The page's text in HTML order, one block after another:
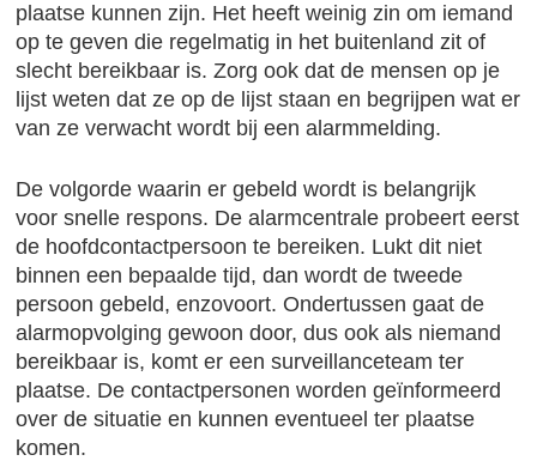
plaatse kunnen zijn. Het heeft weinig zin om iemand
op te geven die regelmatig in het buitenland zit of
slecht bereikbaar is. Zorg ook dat de mensen op je
lijst weten dat ze op de lijst staan en begrijpen wat er
van ze verwacht wordt bij een alarmmelding.
De volgorde waarin er gebeld wordt is belangrijk
voor snelle respons. De alarmcentrale probeert eerst
de hoofdcontactpersoon te bereiken. Lukt dit niet
binnen een bepaalde tijd, dan wordt de tweede
persoon gebeld, enzovoort. Ondertussen gaat de
alarmopvolging gewoon door, dus ook als niemand
bereikbaar is, komt er een surveillanceteam ter
plaatse. De contactpersonen worden geïnformeerd
over de situatie en kunnen eventueel ter plaatse
komen.